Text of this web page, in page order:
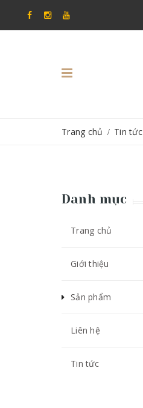
Trang chủ / Tin tức
Danh mục
Trang chủ
Giới thiệu
Sản phẩm
Liên hệ
Tin tức